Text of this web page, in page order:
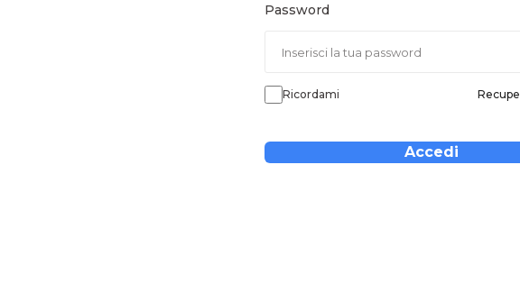
Password
Ricordami
Accedi